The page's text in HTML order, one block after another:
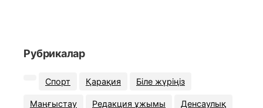
Рубрикалар
Спорт Қарақия Біле жүріңіз
Маңғыстау Редакция ұжымы Денсаулық